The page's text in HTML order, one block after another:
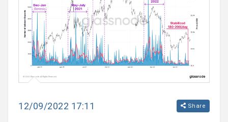
12/09/2022 17:11 Share